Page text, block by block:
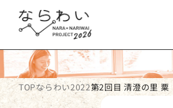
TOPならわい2022第2回目 清澄の里 粟